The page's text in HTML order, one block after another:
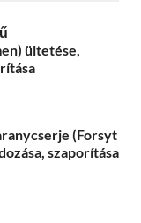
ültetése,
(Forsyt
szaporítása